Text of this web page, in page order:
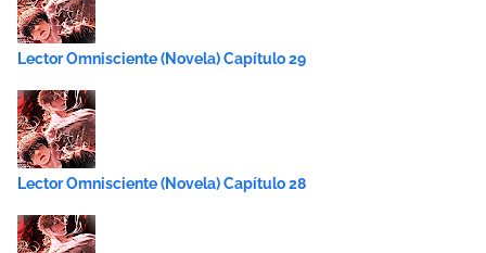
Lector Omnisciente (Novela) Capítulo 29
Lector Omnisciente (Novela) Capítulo 28